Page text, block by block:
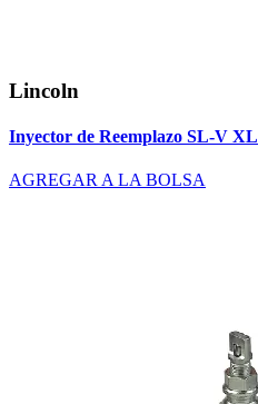
Lincoln
Inyector de Reemplazo SL-V XL
AGREGAR A LA BOLSA